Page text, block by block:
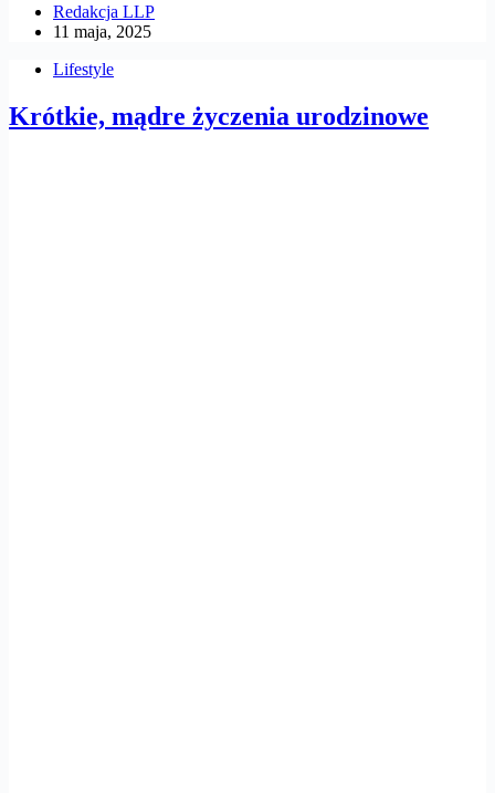
Redakcja LLP
11 maja, 2025
Lifestyle
Krótkie, mądre życzenia urodzinowe